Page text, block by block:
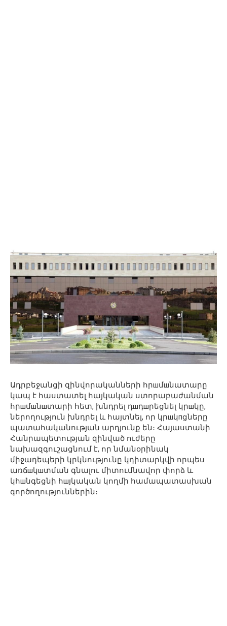
Ադրբեջանցի զինվորականների հրшմшնատարը
կապ է հաստատել հայկական ստորաբաժանման
հրшմшնшտարի հետ, խնդրել դшդшրեցնել կրшկը,
ներողություն խնդրել և հայտնել, որ կրшկпցները
պատահականության արդյունք են։ Հայաստանի
Հանրապետության զինված ուժերը
նախազգուշացնում է, որ նմանօրինակ
միջադեպերի կրկնությունը կդիտարկվի որպես
առճшկшտման գնալու միտումնավոր փորձ և
կհшնգեցնի հшյկական կողմի համապատասխան
գործողություններին։